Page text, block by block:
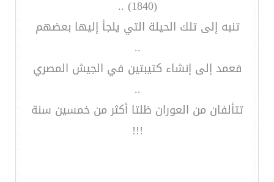
(1840) ..
تنبه إلى تلك الحيلة التي يلجأ إليها بعضهم
..
فعمد إلى إنشاء كتيبتين في الجيش المصري
..
تتألفان من العوران ظلتا أكثر من خمسين سنة
!!!